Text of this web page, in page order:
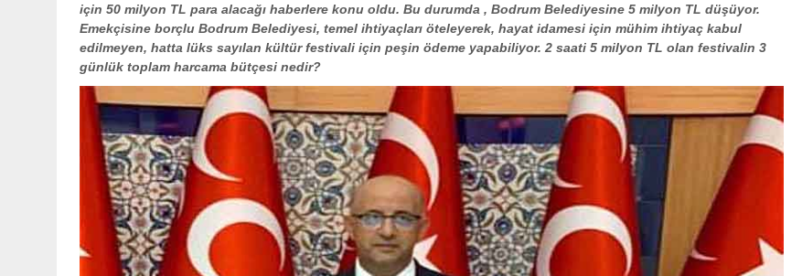
için 50 milyon TL para alacağı haberlere konu oldu. Bu durumda , Bodrum Belediyesine 5 milyon TL düşüyor.
Emekçisine borçlu Bodrum Belediyesi, temel ihtiyaçları öteleyerek, hayat idamesi için mühim ihtiyaç kabul
edilmeyen, hatta lüks sayılan kültür festivali için peşin ödeme yapabiliyor. 2 saati 5 milyon TL olan festivalin 3
günlük toplam harcama bütçesi nedir?